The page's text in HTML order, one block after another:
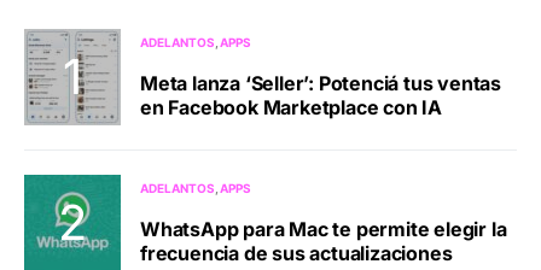
ADELANTOS APPS
Meta lanza ‘Seller’: Potenciá tus ventas
en Facebook Marketplace con IA
ADELANTOS APPS
WhatsApp para Mac te permite elegir la
frecuencia de sus actualizaciones